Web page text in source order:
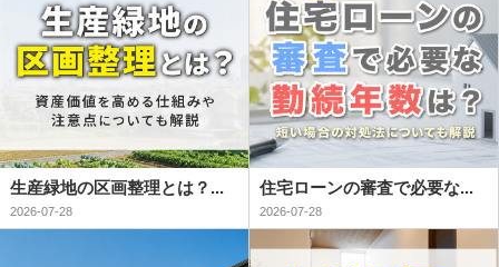
生産緑地の区画整理とは？...
2026-07-28
住宅ローンの審査で必要な...
2026-07-28